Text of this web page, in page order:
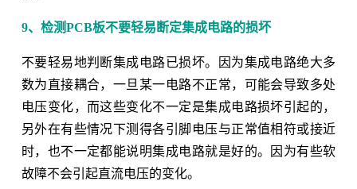
9、检测PCB板不要轻易断定集成电路的损坏
不要轻易地判断集成电路已损坏。因为集成电路绝大多
数为直接耦合，一旦某一电路不正常，可能会导致多处
电压变化，而这些变化不一定是集成电路损坏引起的，
另外在有些情况下测得各引脚电压与正常值相符或接近
时，也不一定都能说明集成电路就是好的。因为有些软
故障不会引起直流电压的变化。